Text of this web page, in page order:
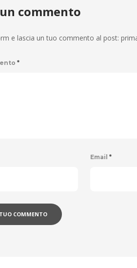
commento
e lascia un tuo commento al post:
*
Email*